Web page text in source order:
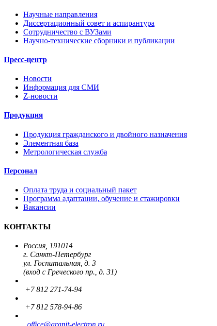
Научные направления
Диссертационный совет и аспирантура
Сотрудничество с ВУЗами
Научно-технические сборники и публикации
Пресс-центр
Новости
Информация для СМИ
Z-новости
Продукция
Продукция гражданского и двойного назначения
Элементная база
Метрологическая служба
Персонал
Оплата труда и социальный пакет
Программа адаптации, обучение и стажировки
Вакансии
КОНТАКТЫ
Россия, 191014
г. Санкт-Петербург
ул. Госпитальная, д. 3
(вход с Греческого пр., д. 31)
+7 812 271-74-94
+7 812 578-94-86
office@granit-electron.ru